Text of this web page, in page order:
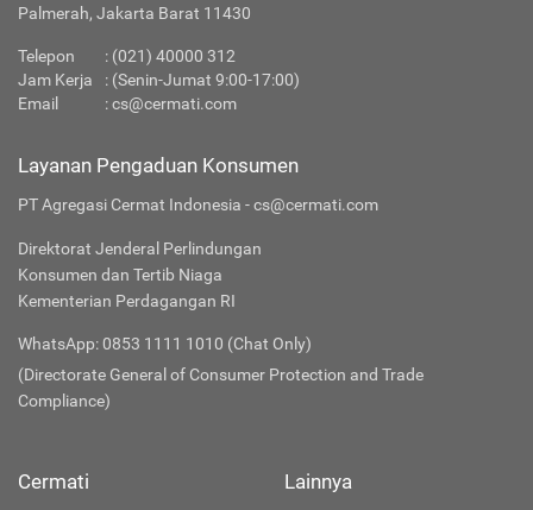
Palmerah, Jakarta Barat 11430
Telepon
: (021) 40000 312
Jam Kerja
: (Senin-Jumat 9:00-17:00)
Email
:cs@cermati.com
Layanan Pengaduan Konsumen
PT Agregasi Cermat Indonesia - cs@cermati.com
Direktorat Jenderal Perlindungan
Konsumen dan Tertib Niaga
Kementerian Perdagangan RI
WhatsApp: 0853 1111 1010 (Chat Only)
(Directorate General of Consumer Protection and Trade
Compliance)
Cermati Lainnya